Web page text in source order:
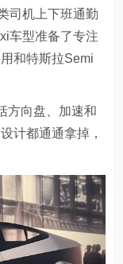
司机上下班通勤
车型准备了专注
和特斯拉Semi
方向盘、加速和
计都通通拿掉，